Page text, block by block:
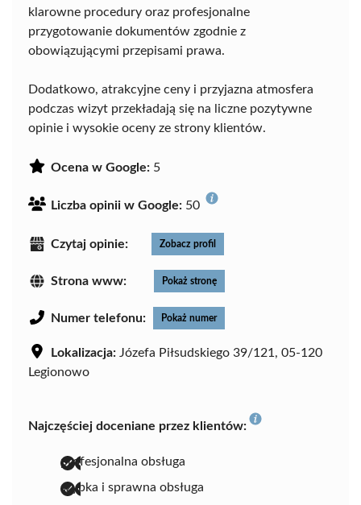
klarowne procedury oraz profesjonalne
przygotowanie dokumentów zgodnie z
obowiązującymi przepisami prawa.
Dodatkowo, atrakcyjne ceny i przyjazna atmosfera
podczas wizyt przekładają się na liczne pozytywne
opinie i wysokie oceny ze strony klientów.
Ocena w Google: 5
Liczba opinii w Google: 50
Czytaj opinie: Zobacz profil
Strona www: Pokaż stronę
Numer telefonu: Pokaż numer
Lokalizacja: Józefa Piłsudskiego 39/121, 05-120
Legionowo
Najczęściej doceniane przez klientów:
profesjonalna obsługa
szybka i sprawna obsługa